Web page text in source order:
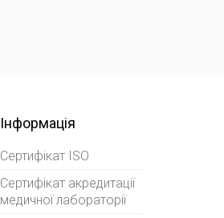
Інформація
Сертифікат ISO
Сертифікат акредитації
медичної лабораторії